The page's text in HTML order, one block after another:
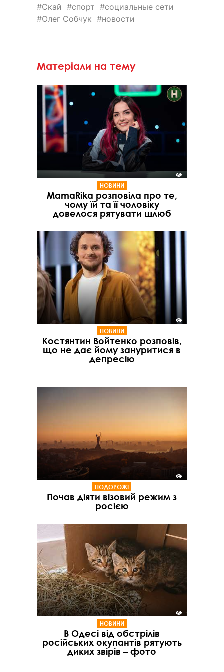
Скай
спорт
социальные сети
Олег Собчук
новости
Матеріали на тему
НОВИНИ
MamaRika розповіла про те,
чому їй та її чоловіку
довелося рятувати шлюб
НОВИНИ
Костянтин Войтенко розповів,
що не дає йому зануритися в
депресію
ПОДОРОЖІ
Почав діяти візовий режим з
росією
НОВИНИ
В Одесі від обстрілів
російських окупантів рятують
диких звірів – фото